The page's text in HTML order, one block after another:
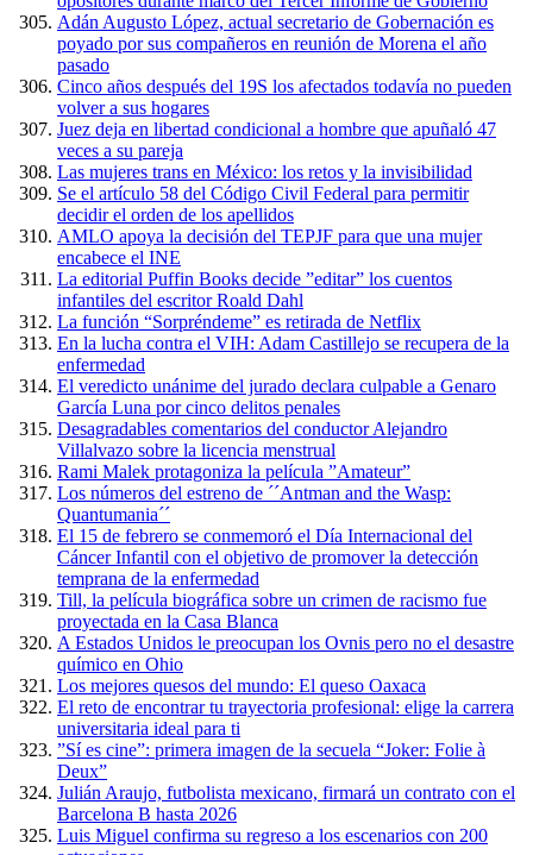
Adán Augusto López, actual secretario de Gobernación es
poyado por sus compañeros en reunión de Morena el año
pasado
Cinco años después del 19S los afectados todavía no pueden
volver a sus hogares
Juez deja en libertad condicional a hombre que apuñaló 47
veces a su pareja
Las mujeres trans en México: los retos y la invisibilidad
Se el artículo 58 del Código Civil Federal para permitir
decidir el orden de los apellidos
AMLO apoya la decisión del TEPJF para que una mujer
encabece el INE
La editorial Puffin Books decide ”editar” los cuentos
infantiles del escritor Roald Dahl
La función “Sorpréndeme” es retirada de Netflix
En la lucha contra el VIH: Adam Castillejo se recupera de la
enfermedad
El veredicto unánime del jurado declara culpable a Genaro
García Luna por cinco delitos penales
Desagradables comentarios del conductor Alejandro
Villalvazo sobre la licencia menstrual
Rami Malek protagoniza la película ”Amateur”
Los números del estreno de ´´Antman and the Wasp:
Quantumania´´
El 15 de febrero se conmemoró el Día Internacional del
Cáncer Infantil con el objetivo de promover la detección
temprana de la enfermedad
Till, la película biográfica sobre un crimen de racismo fue
proyectada en la Casa Blanca
A Estados Unidos le preocupan los Ovnis pero no el desastre
químico en Ohio
Los mejores quesos del mundo: El queso Oaxaca
El reto de encontrar tu trayectoria profesional: elige la carrera
universitaria ideal para ti
”Sí es cine”: primera imagen de la secuela “Joker: Folie à
Deux”
Julián Araujo, futbolista mexicano, firmará un contrato con el
Barcelona B hasta 2026
Luis Miguel confirma su regreso a los escenarios con 200